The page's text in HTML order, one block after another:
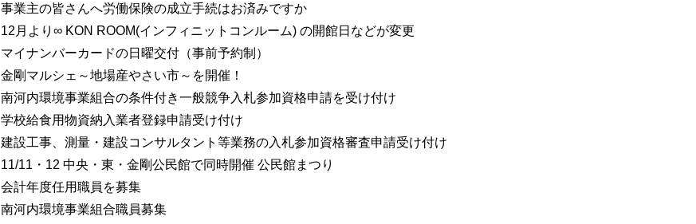
事業主の皆さんへ労働保険の成立手続はお済みですか
12月より∞ KON ROOM(インフィニットコンルーム) の開館日などが変更
マイナンバーカードの日曜交付（事前予約制）
金剛マルシェ～地場産やさい市～を開催！
南河内環境事業組合の条件付き一般競争入札参加資格申請を受け付け
学校給食用物資納入業者登録申請受け付け
建設工事、測量・建設コンサルタント等業務の入札参加資格審査申請受け付け
11/11・12 中央・東・金剛公民館で同時開催 公民館まつり
会計年度任用職員を募集
南河内環境事業組合職員募集